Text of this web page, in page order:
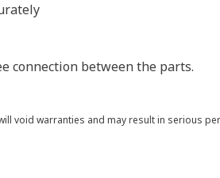
connection between the parts.
void warranties and may result in serious